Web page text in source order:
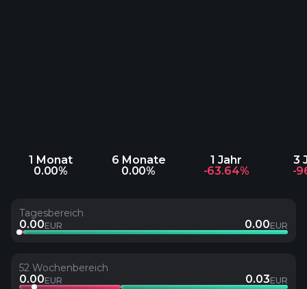
1 Monat
0.00%
6 Monate
0.00%
1 Jahr
-63.64%
3
-
Tagesbereich
0.00EUR 0.00EUR
52 Wochenbereich
0.00EUR 0.03EUR